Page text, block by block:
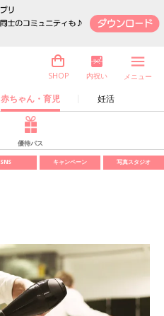
赤ちゃん・育児 妊活
SHOP 内祝い メニュー
優待パス
SNS キャンペーン 写真スタジオ